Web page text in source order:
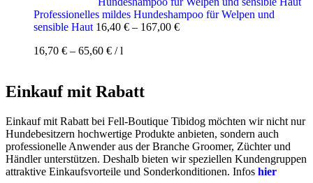
Professionelles mildes Hundeshampoo für Welpen und
sensible Haut 16,40 € – 167,00 €
16,70 € – 65,60 € /l
Einkauf mit Rabatt
Einkauf mit Rabatt bei Fell-Boutique Tibidog möchten wir nicht nur
Hundebesitzern hochwertige Produkte anbieten, sondern auch
professionelle Anwender aus der Branche Groomer, Züchter und
Händler unterstützen. Deshalb bieten wir speziellen Kundengruppen
attraktive Einkaufsvorteile und Sonderkonditionen. Infos hier